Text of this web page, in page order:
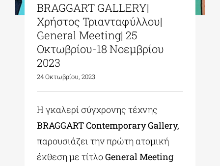
ΔΗΜΟΙ
ΕΚΔΗΛΩΣΕΙΣ
BRAGGART GALLERY|
Χρήστος Τριανταφύλλου|
General Meeting| 25
Οκτωβρίου-18 Νοεμβρίου
2023
24 Οκτωβρίου, 2023
Η γκαλερί σύγχρονης τέχνης
BRAGGART Contemporary Gallery,
παρουσιάζει την πρώτη ατομική
έκθεση με τίτλοGeneralMeeting